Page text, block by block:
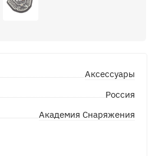
Аксессуары
Россия
Академия Снаряжения